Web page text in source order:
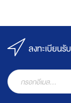
ลงทะเบียนรั